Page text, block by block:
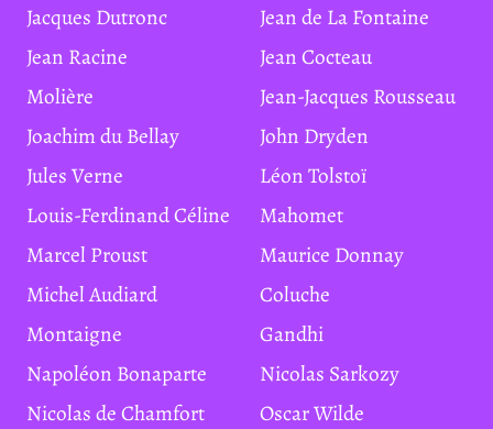
Jacques Dutronc
Jean de La Fontaine
Jean Racine
Jean Cocteau
Molière
Jean-Jacques Rousseau
Joachim du Bellay
John Dryden
Jules Verne
Léon Tolstoï
Louis-Ferdinand Céline
Mahomet
Marcel Proust
Maurice Donnay
Michel Audiard
Coluche
Montaigne
Gandhi
Napoléon Bonaparte
Nicolas Sarkozy
Nicolas de Chamfort
Oscar Wilde